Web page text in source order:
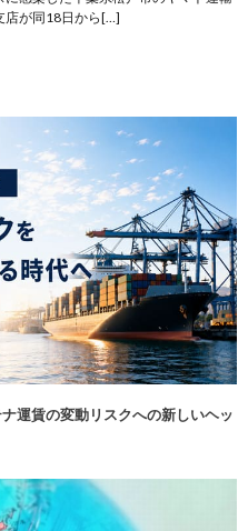
店が同18日から[…]
運賃の変動リスクへの新しいヘッ